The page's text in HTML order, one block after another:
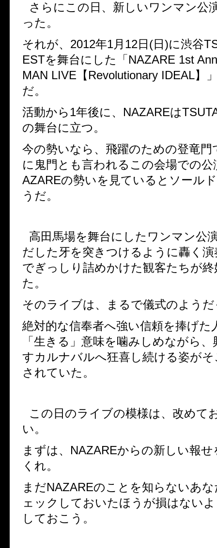
さらにこの日、新しいワンマン公
った。
それが、 2012年1月 12日 (日 )に渋谷
ESTを舞台にした「 NAZARE 1st
MAN LIVE 【 Revolutionary IDEAL】
だ。
活動から1年後に、 NAZAREは
の舞台に立つ。
今の勢いなら、飛躍のための登竜門
に鬼門とも言われるこの会場での公
AZAREの勢いを見ているとソール
うだ。
高田馬場を舞台にしたワンマン公
だした牙を突きつけるように轟く
でぎっしり詰めかけた観客たちが
た。
そのライブは、まるで儀式のよう
絶対的な信奉者へ強い信頼を捧げた
「生きる」意味を噛みしめながら
すカルナバルへ狂喜し続ける姿が
されていた。
この日のライブの模様は、改めて
い。
まずは、 NAZAREからの新しい報
くれ。
まだNAZAREのことを知らないあ
ェックしておいたほうが損はない
しておこう。